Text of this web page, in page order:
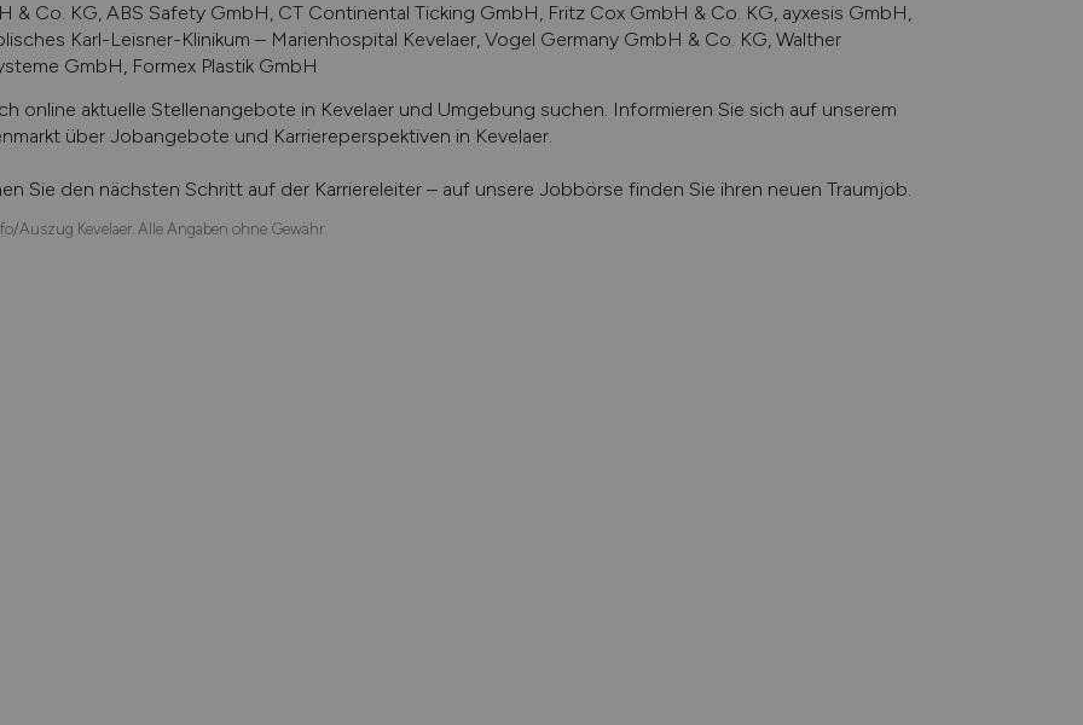
& Co. KG, ABS Safety GmbH, CT Continental Ticking GmbH, Fritz Cox GmbH & Co. KG, ayxesis GmbH,
Karl-Leisner-Klinikum – Marienhospital Kevelaer, Vogel Germany GmbH & Co. KG, Walther
GmbH, Formex Plastik GmbH
online aktuelle Stellenangebote in Kevelaerund Umgebung suchen. Informieren Sie sich auf unserem
über Jobangebote und Karriereperspektiven in Kevelaer.
Sie den nächsten Schritt auf der Karriereleiter – auf unsere Jobbörse finden Sie ihren neuen Traumjob.
Auszug Kevelaer. Alle Angaben ohne Gewähr.